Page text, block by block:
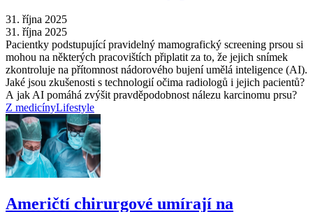
31. října 2025
31. října 2025
Pacientky podstupující pravidelný mamografický screening prsou si
mohou na některých pracovištích připlatit za to, že jejich snímek
zkontroluje na přítomnost nádorového bujení umělá inteligence (AI).
Jaké jsou zkušenosti s technologií očima radiologů i jejich pacientů?
A jak AI pomáhá zvýšit pravděpodobnost nálezu karcinomu prsu?
Z medicínyLifestyle
Američtí chirurgové umírají na